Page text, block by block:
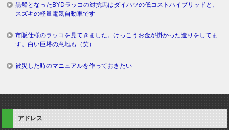
黒船となったBYDラッコの対抗馬はダイハツの低コストハイブリッドと、
スズキの軽量電気自動車です
市販仕様のラッコを見てきました。けっこうお金が掛かった造りをしてま
す。白い巨塔の意地も（笑）
被災した時のマニュアルを作っておきたい
アドレス